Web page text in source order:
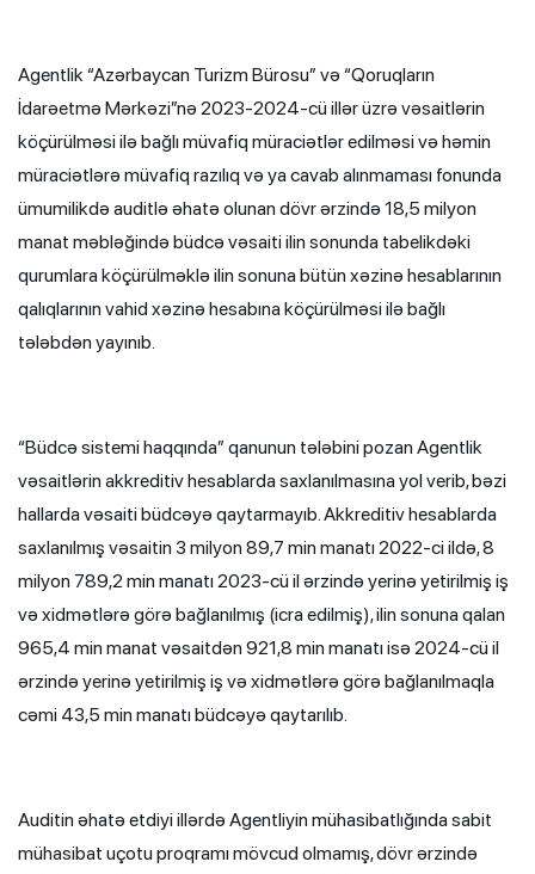
Agentlik “Azərbaycan Turizm Bürosu” və “Qoruqların
İdarəetmə Mərkəzi”nə 2023-2024-cü illər üzrə vəsaitlərin
köçürülməsi ilə bağlı müvafiq müraciətlər edilməsi və həmin
müraciətlərə müvafiq razılıq və ya cavab alınmaması fonunda
ümumilikdə auditlə əhatə olunan dövr ərzində 18,5 milyon
manat məbləğində büdcə vəsaiti ilin sonunda tabelikdəki
qurumlara köçürülməklə ilin sonuna bütün xəzinə hesablarının
qalıqlarının vahid xəzinə hesabına köçürülməsi ilə bağlı
tələbdən yayınıb.
“Büdcə sistemi haqqında” qanunun tələbini pozan Agentlik
vəsaitlərin akkreditiv hesablarda saxlanılmasına yol verib, bəzi
hallarda vəsaiti büdcəyə qaytarmayıb. Akkreditiv hesablarda
saxlanılmış vəsaitin 3 milyon 89,7 min manatı 2022-ci ildə, 8
milyon 789,2 min manatı 2023-cü il ərzində yerinə yetirilmiş iş
və xidmətlərə görə bağlanılmış (icra edilmiş), ilin sonuna qalan
965,4 min manat vəsaitdən 921,8 min manatı isə 2024-cü il
ərzində yerinə yetirilmiş iş və xidmətlərə görə bağlanılmaqla
cəmi 43,5 min manatı büdcəyə qaytarılıb.
Auditin əhatə etdiyi illərdə Agentliyin mühasibatlığında sabit
mühasibat uçotu proqramı mövcud olmamış, dövr ərzində